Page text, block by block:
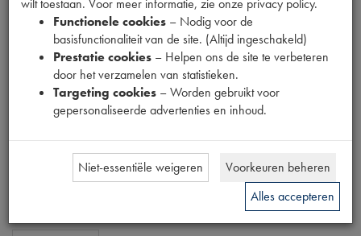
JOCKEY
Productnummer
1881311
Prijs
127,82
Functionele cookies – Nodig voor de
basisfunctionaliteit van de site. (Altijd ingeschakeld)
Prestatie cookies – Helpen ons de site te verbeteren
door het verzamelen van statistieken.
Targeting cookies – Worden gebruikt voor
gepersonaliseerde advertenties en inhoud.
Niet-essentiële weigeren
Voorkeuren beheren
Alles accepteren